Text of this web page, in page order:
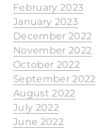
February 2023
January 2023
December 2022
November 2022
October 2022
September 2022
August 2022
July 2022
June 2022